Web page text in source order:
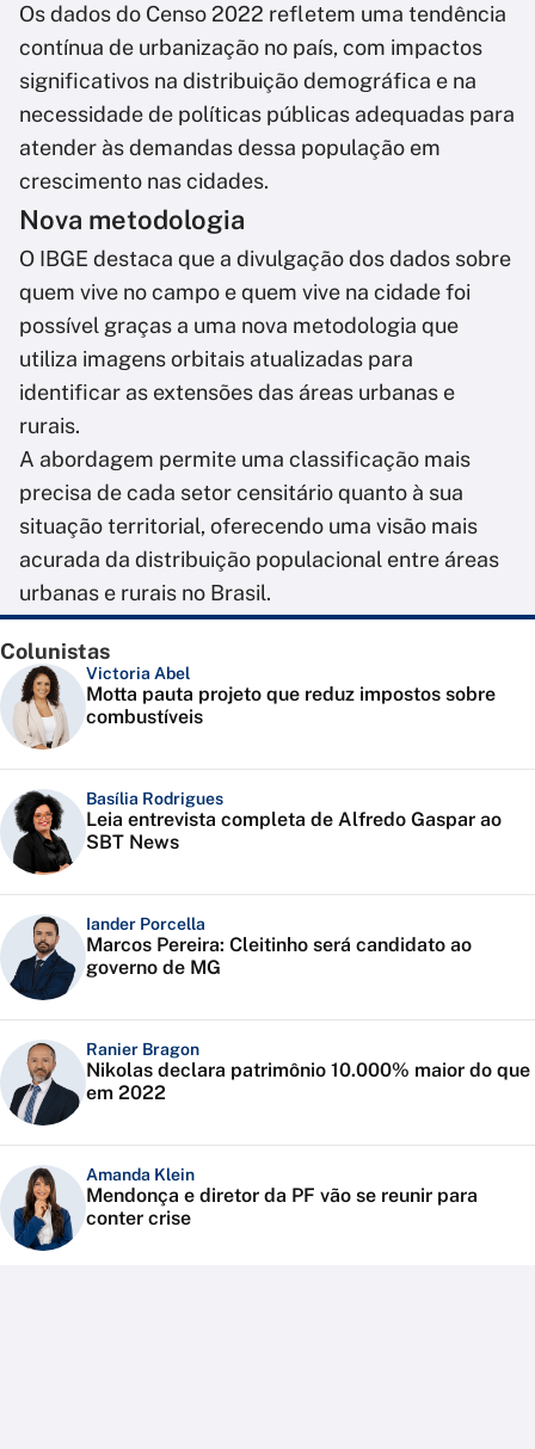
Os dados do Censo 2022 refletem uma tendência
contínua de urbanização no país, com impactos
significativos na distribuição demográfica e na
necessidade de políticas públicas adequadas para
atender às demandas dessa população em
crescimento nas cidades.
Nova metodologia
O IBGE destaca que a divulgação dos dados sobre
quem vive no campo e quem vive na cidade foi
possível graças a uma nova metodologia que
utiliza imagens orbitais atualizadas para
identificar as extensões das áreas urbanas e
rurais.
A abordagem permite uma classificação mais
precisa de cada setor censitário quanto à sua
situação territorial, oferecendo uma visão mais
acurada da distribuição populacional entre áreas
urbanas e rurais no Brasil.
Colunistas
Victoria Abel
Motta pauta projeto que reduz impostos sobre
combustíveis
Basília Rodrigues
Leia entrevista completa de Alfredo Gaspar ao
SBT News
Iander Porcella
Marcos Pereira: Cleitinho será candidato ao
governo de MG
Ranier Bragon
Nikolas declara patrimônio 10.000% maior do que
em 2022
Amanda Klein
Mendonça e diretor da PF vão se reunir para
conter crise